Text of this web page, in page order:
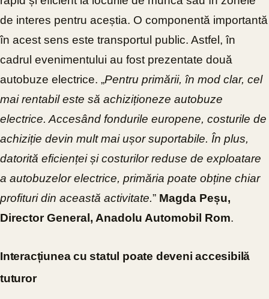
de interes pentru aceștia. O componentă importantă
în acest sens este transportul public. Astfel, în
cadrul evenimentului au fost prezentate două
autobuze electrice. „Pentru primării, în mod clar, cel
mai rentabil este să achiziționeze autobuze
electrice. Accesând fondurile europene, costurile de
achiziție devin mult mai ușor suportabile. În plus,
datorită eficienței și costurilor reduse de exploatare
a autobuzelor electrice, primăria poate obține chiar
profituri din această activitate.” Magda Peșu,
Director General, Anadolu Automobil Rom.
Interacțiunea cu statul poate deveni accesibilă
tuturor